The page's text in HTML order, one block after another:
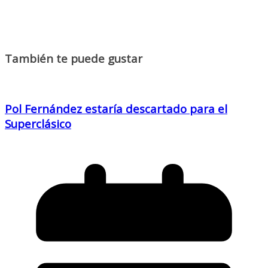
También te puede gustar
Pol Fernández estaría descartado para el
Superclásico